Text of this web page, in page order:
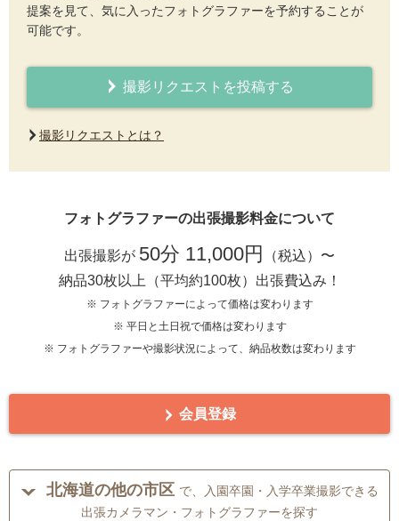
提案を見て、気に入ったフォトグラファーを予約することが
可能です。
撮影リクエストを投稿する
撮影リクエストとは？
フォトグラファーの出張撮影料金について
出張撮影が 50分 11,000円
（税込）〜
納品30枚以上（平均約100枚）出張費込み！
※ フォトグラファーによって価格は変わります
※ 平日と土日祝で価格は変わります
※ フォトグラファーや撮影状況によって、納品枚数は変わります
会員登録
北海道の他の市区 で、入園卒園・入学卒業撮影できる
出張カメラマン・フォトグラファーを探す